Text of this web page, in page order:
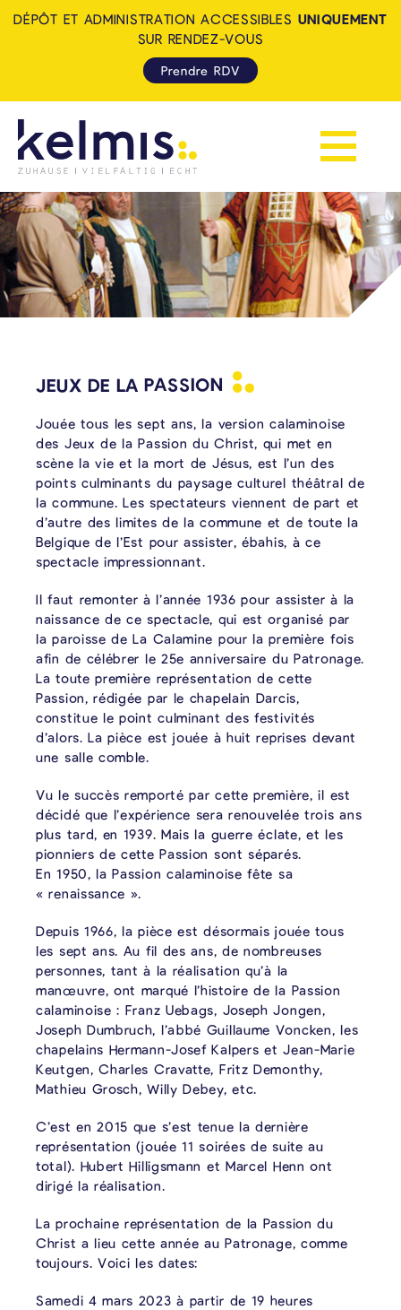
KELMIS - LA CALAMINE:
Afficher la
DÉPÔT ET ADMINISTRATION ACCESSIBLES UNIQUEMENT
SUR RENDEZ-VOUS
Prendre RDV
JEUX DE LA PASSION
Jouée tous les sept ans, la version calaminoise
des Jeux de la Passion du Christ, qui met en
scène la vie et la mort de Jésus, est l’un des
points culminants du paysage culturel théâtral de
la commune. Les spectateurs viennent de part et
d’autre des limites de la commune et de toute la
Belgique de l’Est pour assister, ébahis, à ce
spectacle impressionnant.
Il faut remonter à l’année 1936 pour assister à la
naissance de ce spectacle, qui est organisé par
la paroisse de La Calamine pour la première fois
afin de célébrer le 25e anniversaire du Patronage.
La toute première représentation de cette
Passion, rédigée par le chapelain Darcis,
constitue le point culminant des festivités
d’alors. La pièce est jouée à huit reprises devant
une salle comble.
Vu le succès remporté par cette première, il est
décidé que l’expérience sera renouvelée trois ans
plus tard, en 1939. Mais la guerre éclate, et les
pionniers de cette Passion sont séparés.
En 1950, la Passion calaminoise fête sa
« renaissance ».
Depuis 1966, la pièce est désormais jouée tous
les sept ans. Au fil des ans, de nombreuses
personnes, tant à la réalisation qu’à la
manœuvre, ont marqué l’histoire de la Passion
calaminoise : Franz Uebags, Joseph Jongen,
Joseph Dumbruch, l’abbé Guillaume Voncken, les
chapelains Hermann-Josef Kalpers et Jean-Marie
Keutgen, Charles Cravatte, Fritz Demonthy,
Mathieu Grosch, Willy Debey, etc.
C’est en 2015 que s’est tenue la dernière
représentation (jouée 11 soirées de suite au
total). Hubert Hilligsmann et Marcel Henn ont
dirigé la réalisation.
La prochaine représentation de la Passion du
Christ a lieu cette année au Patronage, comme
toujours. Voici les dates:
Samedi 4 mars 2023 à partir de 19 heures